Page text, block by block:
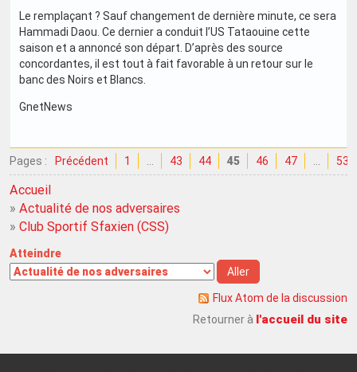
Le remplaçant ? Sauf changement de dernière minute, ce sera
Hammadi Daou. Ce dernier a conduit l’US Tataouine cette
saison et a annoncé son départ. D’après des source
concordantes, il est tout à fait favorable à un retour sur le
banc des Noirs et Blancs.
GnetNews
Pages : Précédent 1 43 44 45 46 47 53
Accueil
» Actualité de nos adversaires
» Club Sportif Sfaxien (CSS)
Atteindre
Flux Atom de la discussion
Retourner à l'accueil du site